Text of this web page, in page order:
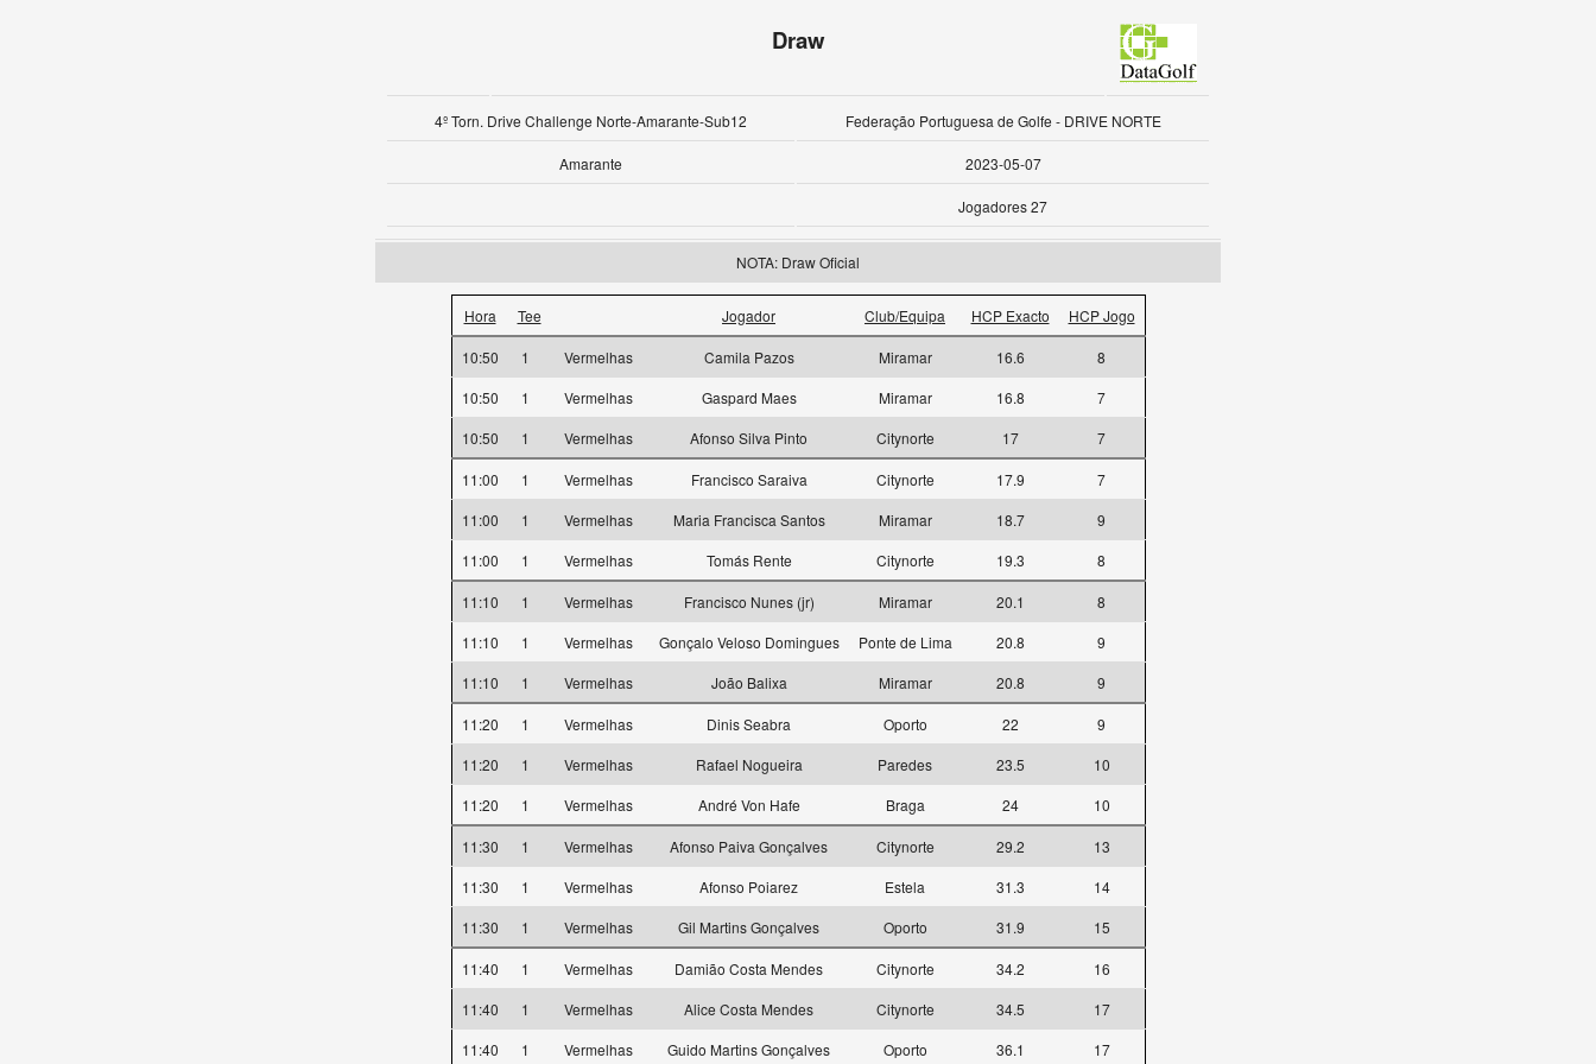
Draw
4º Torn. Drive Challenge Norte-Amarante-Sub12 Federação Portuguesa de Golfe - DRIVE NORTE
Amarante 2023-05-07
Jogadores 27
NOTA: Draw Oficial
Hora Tee Jogador Club/Equipa HCP Exacto HCP Jogo
10:50 1 Vermelhas Camila Pazos Miramar 16.6
8
10:50
1 Vermelhas Gaspard Maes Miramar 16.8
7
10:50
1 Vermelhas Afonso Silva Pinto Citynorte 17 7
11:00 1 Vermelhas Francisco Saraiva Citynorte 17.9
7
11:00
1 Vermelhas Maria Francisca Santos Miramar 18.7
9
11:00
1 Vermelhas Tomás Rente Citynorte 19.3 8
11:10 1 Vermelhas Francisco Nunes (jr) Miramar 20.1
8
11:10
1 Vermelhas Gonçalo Veloso Domingues Ponte de Lima 20.8
9
11:10
1 Vermelhas João Balixa Miramar 20.8 9
11:20 1 Vermelhas Dinis Seabra Oporto 22
9
11:20
1 Vermelhas Rafael Nogueira Paredes 23.5
10
11:20
1 Vermelhas André Von Hafe Braga 24 10
11:30 1 Vermelhas Afonso Paiva Gonçalves Citynorte 29.2
13
11:30
1 Vermelhas Afonso Poiarez Estela 31.3
14
11:30
1 Vermelhas Gil Martins Gonçalves Oporto 31.9 15
11:40 1 Vermelhas Damião Costa Mendes Citynorte 34.2
16
11:40
1 Vermelhas Alice Costa Mendes Citynorte 34.5
17
11:40
1 Vermelhas Guido Martins Gonçalves Oporto 36.1 17